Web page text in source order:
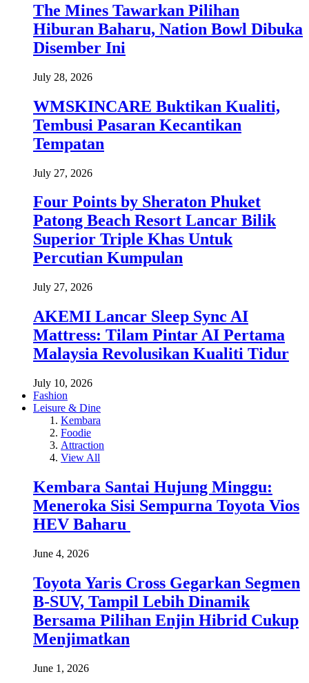
The Mines Tawarkan Pilihan
Hiburan Baharu, Nation Bowl Dibuka
Disember Ini
July 28, 2026
WMSKINCARE Buktikan Kualiti,
Tembusi Pasaran Kecantikan
Tempatan
July 27, 2026
Four Points by Sheraton Phuket
Patong Beach Resort Lancar Bilik
Superior Triple Khas Untuk
Percutian Kumpulan
July 27, 2026
AKEMI Lancar Sleep Sync AI
Mattress: Tilam Pintar AI Pertama
Malaysia Revolusikan Kualiti Tidur
July 10, 2026
Fashion
Leisure & Dine
Kembara
Foodie
Attraction
View All
Kembara Santai Hujung Minggu:
Meneroka Sisi Sempurna Toyota Vios
HEV Baharu
June 4, 2026
Toyota Yaris Cross Gegarkan Segmen
B-SUV, Tampil Lebih Dinamik
Bersama Pilihan Enjin Hibrid Cukup
Menjimatkan
June 1, 2026